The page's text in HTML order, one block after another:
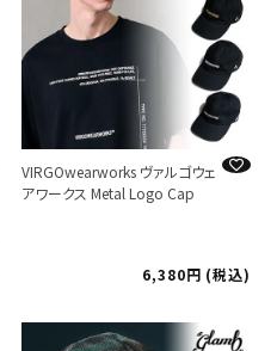
VIRGOwearworks ヴァルゴウェ
アワークス Metal Logo Cap
6,380 税込